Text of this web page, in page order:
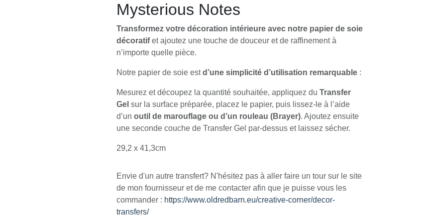
Mysterious Notes
Transformez votre décoration intérieure avec notre papier de soie
décoratifet ajoutez une touche de douceur et de raffinement à
n’importe quelle pièce.
Notre papier de soie estd’une simplicité d’utilisation remarquable :
Mesurez et découpez la quantité souhaitée, appliquez du Transfer
Gel sur la surface préparée, placez le papier, puis lissez-le à l’aide
d’un outil de marouflage ou d’un rouleau (Brayer). Ajoutez ensuite
une seconde couche de Transfer Gel par-dessus et laissez sécher.
29,2 x 41,3cm
Envie d'un autre transfert? N'hésitez pas à aller faire un tour sur le site
de mon fournisseur et de me contacter afin que je puisse vous les
commander : https://www.oldredbarn.eu/creative-corner/decor-
transfers/